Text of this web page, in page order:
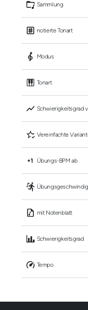
Sammlung
notierte Tonart
Modus
Tonart
Schwierigkeitsgrad
Vereinfachte
Übungs-BPM ab
mit Notenblatt
Schwierigkeitsgrad
Tempo